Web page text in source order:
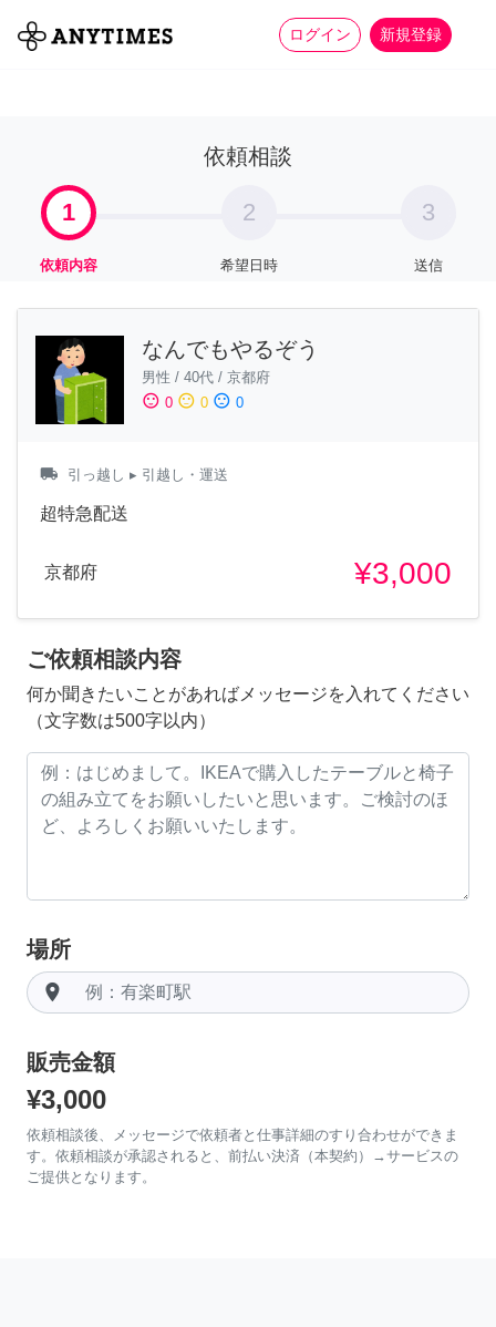
ログイン 新規登録
全て 家事 more_horiz
依頼相談
1
依頼内容
2
希望日時
3
送信
なんでもやるぞう
男性 / 40代 / 京都府
sentiment_satisfied 0 sentiment_neutral 0 sentiment_dissatisfied 0
local_shipping 引っ越し ▸ 引越し・運送
超特急配送
京都府 ¥3,000
ご依頼相談内容
何か聞きたいことがあればメッセージを入れてください
（文字数は500字以内）
場所
room
販売金額
¥3,000
依頼相談後、メッセージで依頼者と仕事詳細のすり合わせができま
す。依頼相談が承認されると、前払い決済（本契約）→サービスの
ご提供となります。